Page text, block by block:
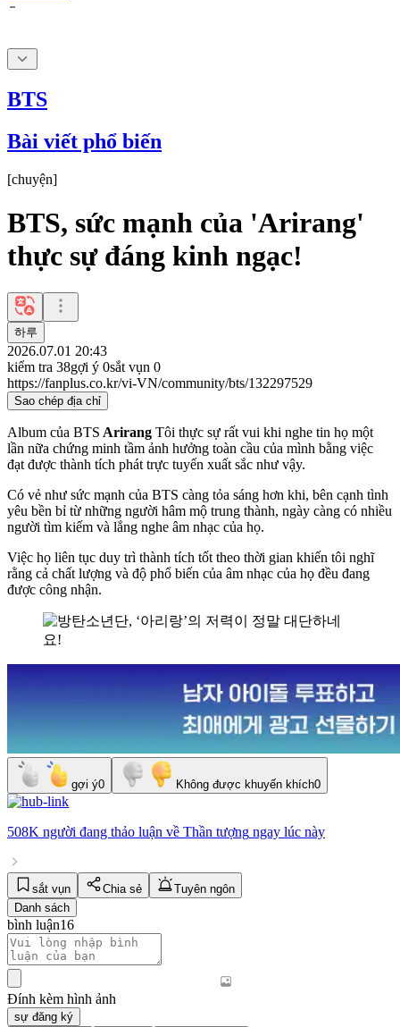
BTS
Bài viết phổ biến
[chuyện]
BTS, sức mạnh của 'Arirang'
thực sự đáng kinh ngạc!
하루
2026.07.01 20:43
kiểm tra 38gợi ý 0sắt vụn 0
https://fanplus.co.kr/vi-VN/community/bts/132297529
Sao chép địa chỉ
Album của BTS Arirang Tôi thực sự rất vui khi nghe tin họ một
lần nữa chứng minh tầm ảnh hưởng toàn cầu của mình bằng việc
đạt được thành tích phát trực tuyến xuất sắc như vậy.
Có vẻ như sức mạnh của BTS càng tỏa sáng hơn khi, bên cạnh tình
yêu bền bỉ từ những người hâm mộ trung thành, ngày càng có nhiều
người tìm kiếm và lắng nghe âm nhạc của họ.
Việc họ liên tục duy trì thành tích tốt theo thời gian khiến tôi nghĩ
rằng cả chất lượng và độ phổ biến của âm nhạc của họ đều đang
được công nhận.
gợi ý0 Không được khuyến khích0
508K người đang thảo luận về Thần tượng ngay lúc này
sắt vụn Chia sẻ
Tuyên ngôn
Danh sách
bình luận16
Đính kèm hình ảnh
sự đăng ký